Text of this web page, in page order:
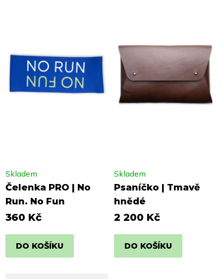
Čelenka PRO | No
Run. No Fun
Skladem
360 Kč
DO KOŠÍKU
Psaníčko | Tmavě
hnědé
Skladem
2 200 Kč
DO KOŠÍKU